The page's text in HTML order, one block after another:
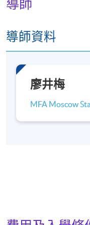
導師
導師資料
廖井梅
MFA Moscow